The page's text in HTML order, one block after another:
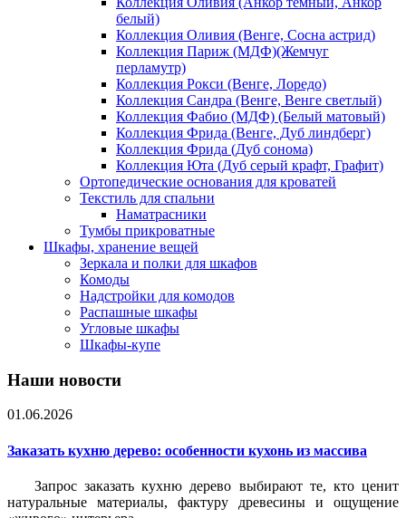
белый)
Коллекция Оливия (Венге, Сосна астрид)
Коллекция Париж (МДФ)(Жемчуг
перламутр)
Коллекция Рокси (Венге, Лоредо)
Коллекция Сандра (Венге, Венге светлый)
Коллекция Фабио (МДФ) (Белый матовый)
Коллекция Фрида (Венге, Дуб линдберг)
Коллекция Фрида (Дуб сонома)
Коллекция Юта (Дуб серый крафт, Графит)
Ортопедические основания для кроватей
Текстиль для спальни
Наматрасники
Тумбы прикроватные
Шкафы, хранение вещей
Зеркала и полки для шкафов
Комоды
Надстройки для комодов
Распашные шкафы
Угловые шкафы
Шкафы-купе
Наши новости
01.06.2026
Заказать кухню дерево: особенности кухонь из массива
Запрос заказать кухню дерево выбирают те, кто ценит
натуральные материалы, фактуру древесины и ощущение